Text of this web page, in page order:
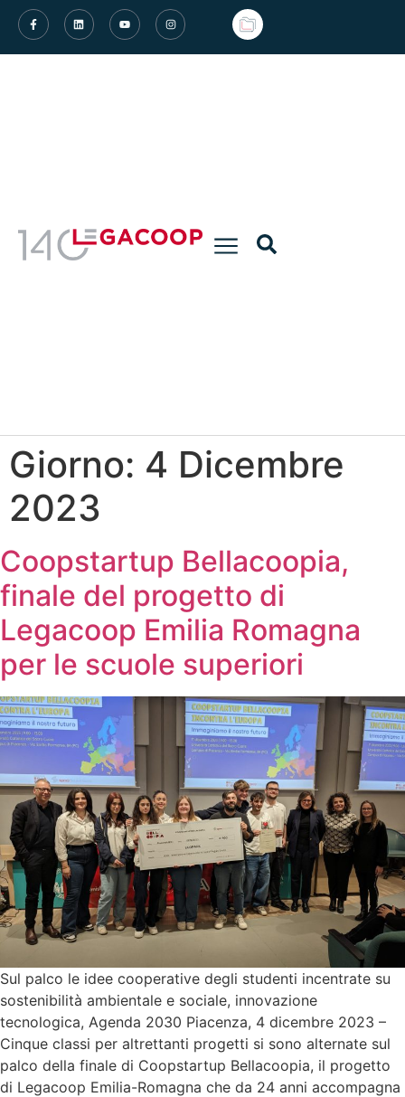
Giorno: 4 Dicembre
2023
Coopstartup Bellacoopia,
finale del progetto di
Legacoop Emilia Romagna
per le scuole superiori
Sul palco le idee cooperative degli studenti incentrate su
sostenibilità ambientale e sociale, innovazione
tecnologica, Agenda 2030 Piacenza, 4 dicembre 2023 –
Cinque classi per altrettanti progetti si sono alternate sul
palco della finale di Coopstartup Bellacoopia, il progetto
di Legacoop Emilia-Romagna che da 24 anni accompagna